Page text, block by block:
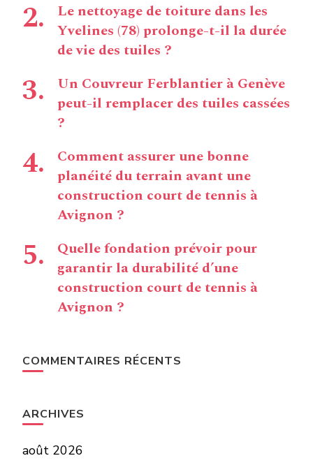
Le nettoyage de toiture dans les
Yvelines (78) prolonge-t-il la durée
de vie des tuiles ?
Un Couvreur Ferblantier à Genève
peut-il remplacer des tuiles cassées
?
Comment assurer une bonne
planéité du terrain avant une
construction court de tennis à
Avignon ?
Quelle fondation prévoir pour
garantir la durabilité d’une
construction court de tennis à
Avignon ?
COMMENTAIRES RÉCENTS
ARCHIVES
août 2026